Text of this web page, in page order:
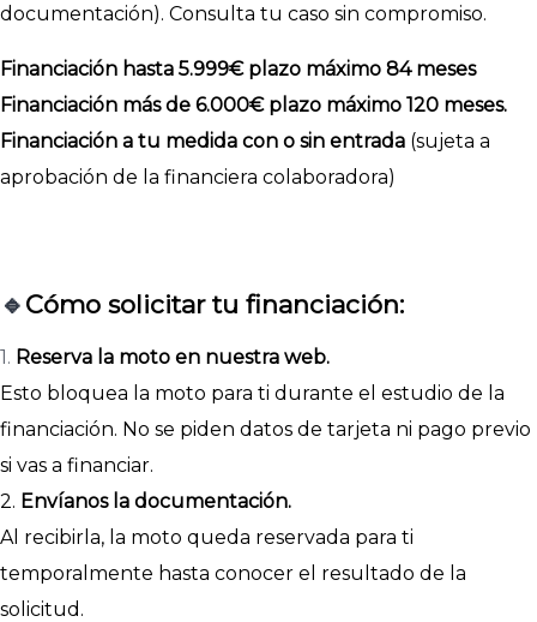
documentación). Consulta tu caso sin compromiso.
Financiación hasta 5.999€ plazo máximo 84 meses
Financiación más de 6.000€ plazo máximo 120 meses.
Financiación a tu medida con o sin entrada (sujeta a
aprobación de la financiera colaboradora)
🔹 Cómo solicitar tu financiación:
1. Reserva la moto en nuestra web.
Esto bloquea la moto para ti durante el estudio de la
financiación. No se piden datos de tarjeta ni pago previo
si vas a financiar.
2. Envíanos la documentación.
Al recibirla, la moto queda reservada para ti
temporalmente hasta conocer el resultado de la
solicitud.